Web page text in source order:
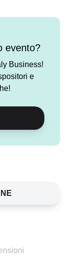
evento?
Business!
e